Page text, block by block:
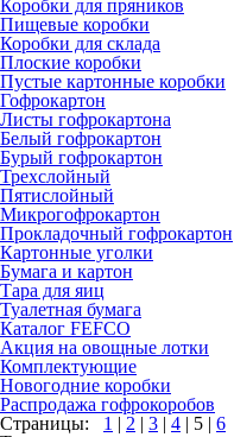
Коробки для пряников
Пищевые коробки
Коробки для склада
Плоские коробки
Пустые картонные коробки
Гофрокартон
Листы гофрокартона
Белый гофрокартон
Бурый гофрокартон
Трехслойный
Пятислойный
Микрогофрокартон
Прокладочный гофрокартон
Картонные уголки
Бумага и картон
Тара для яиц
Туалетная бумага
Каталог FEFCO
Акция на овощные лотки
Комплектующие
Новогодние коробки
Распродажа гофрокоробов
Страницы: 1 | 2 | 3 | 4 | 5 | 6